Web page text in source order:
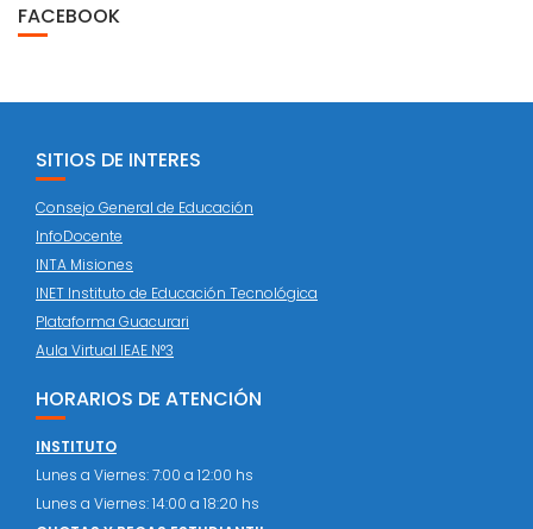
FACEBOOK
SITIOS DE INTERES
Consejo General de Educación
InfoDocente
INTA Misiones
INET Instituto de Educación Tecnológica
Plataforma Guacurari
Aula Virtual IEAE N°3
HORARIOS DE ATENCIÓN
INSTITUTO
Lunes a Viernes: 7:00 a 12:00 hs
Lunes a Viernes: 14:00 a 18:20 hs